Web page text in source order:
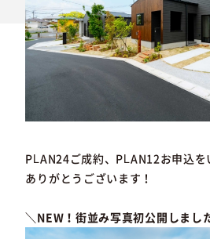
PLAN24ご成約、PLAN12お申込
ありがとうございます！
＼NEW！街並み写真初公開しまし